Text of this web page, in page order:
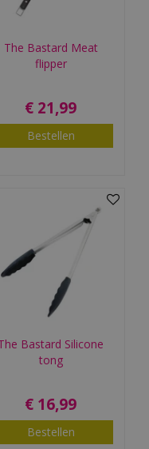
The Bastard Meat
flipper
€ 21,99
Bestellen
Bastard Silicone
tong
€ 16,99
Bestellen